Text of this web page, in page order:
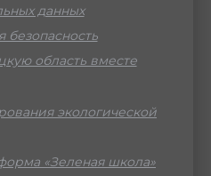
данных
область вместе
экологической
«Зеленая школа»